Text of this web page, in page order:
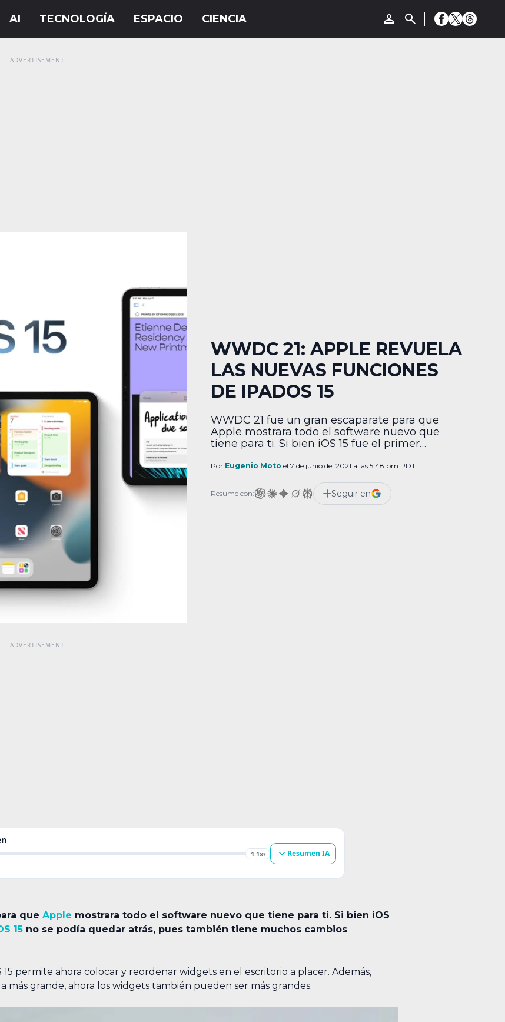
WWDC 21: APPLE REVUELA
LAS NUEVAS FUNCIONES
DE IPADOS 15
WWDC 21 fue un gran escaparate para que
Apple mostrara todo el software nuevo que
tiene para ti. Si bien iOS 15 fue el primer
atrás, pues también tiene muchos cambios
iPadOS 15 permite ahora colocar y reordenar
widgets en el […]
Por Eugenio Moto el 7 de junio del 2021 a las 5:48 pm PDT
Resume con: Seguir en
1.1x▾ Resumen IA
que Apple mostrara todo el software nuevo que tiene para ti. Si bien iOS
15 no se podía quedar atrás, pues también tiene muchos cambios
permite ahora colocar y reordenar widgets en el escritorio a placer. Además,
grande, ahora los widgets también pueden ser más grandes.